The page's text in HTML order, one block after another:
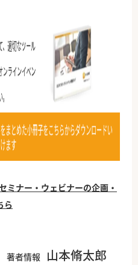
ミナー・ウェビナーの企画・
ら
著者情報 山本脩太郎